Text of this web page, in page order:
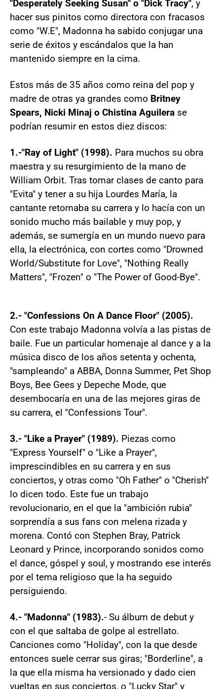
"Desperately Seeking Susan" o "Dick Tracy", y
hacer sus pinitos como directora con fracasos
como "W.E", Madonna ha sabido conjugar una
serie de éxitos y escándalos que la han
mantenido siempre en la cima.
Estos más de 35 años como reina del pop y
madre de otras ya grandes como Britney
Spears, Nicki Minaj o Chistina Aguilera se
podrían resumir en estos diez discos:
1.-"Ray of Light" (1998). Para muchos su obra
maestra y su resurgimiento de la mano de
William Orbit. Tras tomar clases de canto para
"Evita" y tener a su hija Lourdes María, la
cantante retomaba su carrera y lo hacía con un
sonido mucho más bailable y muy pop, y
además, se sumergía en un mundo nuevo para
ella, la electrónica, con cortes como "Drowned
World/Substitute for Love", "Nothing Really
Matters", "Frozen" o "The Power of Good-Bye".
2.- "Confessions On A Dance Floor" (2005).
Con este trabajo Madonna volvía a las pistas de
baile. Fue un particular homenaje al dance y a la
música disco de los años setenta y ochenta,
"sampleando" a ABBA, Donna Summer, Pet Shop
Boys, Bee Gees y Depeche Mode, que
desembocaría en una de las mejores giras de
su carrera, el "Confessions Tour".
3.- "Like a Prayer" (1989). Piezas como
"Express Yourself" o "Like a Prayer",
imprescindibles en su carrera y en sus
conciertos, y otras como "Oh Father" o "Cherish"
lo dicen todo. Este fue un trabajo
revolucionario, en el que la "ambición rubia"
sorprendía a sus fans con melena rizada y
morena. Contó con Stephen Bray, Patrick
Leonard y Prince, incorporando sonidos como
el dance, góspel y soul, y mostrando ese interés
por el tema religioso que la ha seguido
persiguiendo.
4.- "Madonna" (1983).- Su álbum de debut y
con el que saltaba de golpe al estrellato.
Canciones como "Holiday", con la que desde
entonces suele cerrar sus giras; "Borderline", a
la que ella misma ha versionado y dado cien
vueltas en sus conciertos, o "Lucky Star" y